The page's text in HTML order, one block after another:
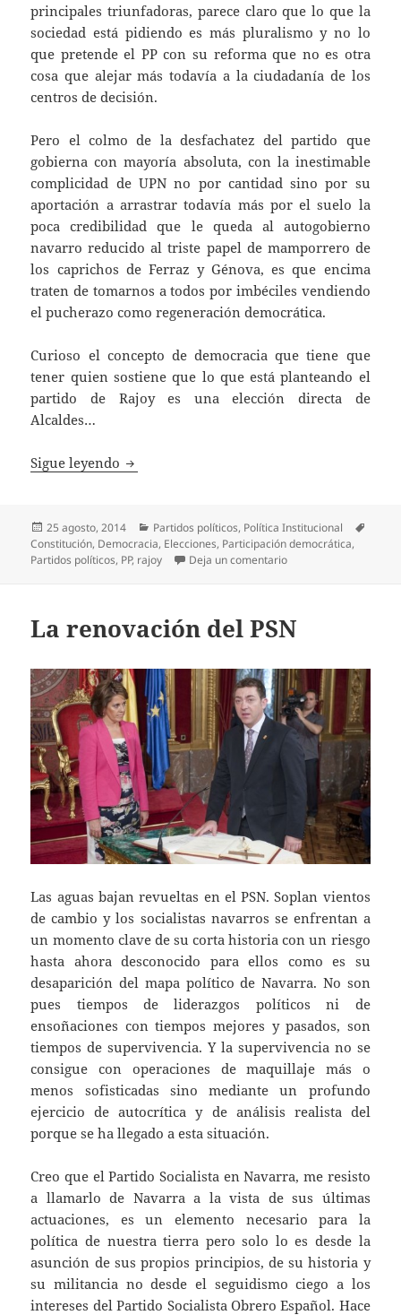
principales triunfadoras, parece claro que lo que la
sociedad está pidiendo es más pluralismo y no lo
que pretende el PP con su reforma que no es otra
cosa que alejar más todavía a la ciudadanía de los
centros de decisión.
Pero el colmo de la desfachatez del partido que
gobierna con mayoría absoluta, con la inestimable
complicidad de UPN no por cantidad sino por su
aportación a arrastrar todavía más por el suelo la
poca credibilidad que le queda al autogobierno
navarro reducido al triste papel de mamporrero de
los caprichos de Ferraz y Génova, es que encima
traten de tomarnos a todos por imbéciles vendiendo
el pucherazo como regeneración democrática.
Curioso el concepto de democracia que tiene que
tener quien sostiene que lo que está planteando el
partido de Rajoy es una elección directa de
Alcaldes…
Sigue leyendo Un curioso concepto de democracia
Publicado
el
25 agosto, 2014 Categorías
Partidos políticos, Política Institucional
Constitución, Democracia, Elecciones, Participación democrática,
Partidos políticos, PP, rajoy Deja un comentarioen Un curioso
La renovación del PSN
Las aguas bajan revueltas en el PSN. Soplan vientos
de cambio y los socialistas navarros se enfrentan a
un momento clave de su corta historia con un riesgo
hasta ahora desconocido para ellos como es su
desaparición del mapa político de Navarra. No son
pues tiempos de liderazgos políticos ni de
ensoñaciones con tiempos mejores y pasados, son
tiempos de supervivencia. Y la supervivencia no se
consigue con operaciones de maquillaje más o
menos sofisticadas sino mediante un profundo
ejercicio de autocrítica y de análisis realista del
porque se ha llegado a esta situación.
Creo que el Partido Socialista en Navarra, me resisto
a llamarlo de Navarra a la vista de sus últimas
actuaciones, es un elemento necesario para la
política de nuestra tierra pero solo lo es desde la
asunción de sus propios principios, de su historia y
su militancia no desde el seguidismo ciego a los
intereses del Partido Socialista Obrero Español. Hace